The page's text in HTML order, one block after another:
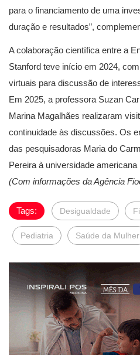
para o financiamento de uma
duração e resultados”,
A colaboração científica entre a
Stanford teve início em 2024,
virtuais para discussão de
Em 2025, a professora Suzan
Marina Magalhães realizaram
continuidade às discussões. Os
das pesquisadoras Maria do
Pereira à universidade
(Com informações da Agência
Tags: Desigualdade
Pediatria Saúde da Mulher